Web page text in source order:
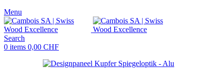
Menu
Search
0 items 0,00 CHF